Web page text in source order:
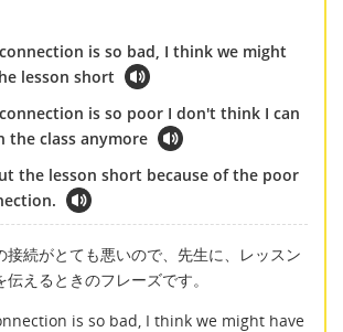
is so bad, I think we might
lesson short
is so poor I don't think I can
the class anymore
the lesson short because of the poor
接続がとても悪いので、先生に、レッスン
えるときのフレーズです。
is so bad, I think we might have